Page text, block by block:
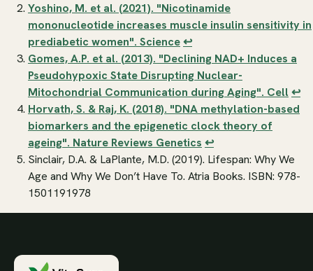
Yoshino, M. et al. (2021). "Nicotinamide
mononucleotide increases muscle insulin sensitivity in
prediabetic women". Science↩
Gomes, A.P. et al. (2013). "Declining NAD+ Induces a
Pseudohypoxic State Disrupting Nuclear-
Mitochondrial Communication during Aging". Cell ↩
Horvath, S. & Raj, K. (2018). "DNA methylation-based
biomarkers and the epigenetic clock theory of
ageing". Nature Reviews Genetics ↩
Sinclair, D.A. & LaPlante, M.D. (2019). Lifespan: Why We
Age and Why We Don’t Have To. Atria Books. ISBN: 978-
1501191978